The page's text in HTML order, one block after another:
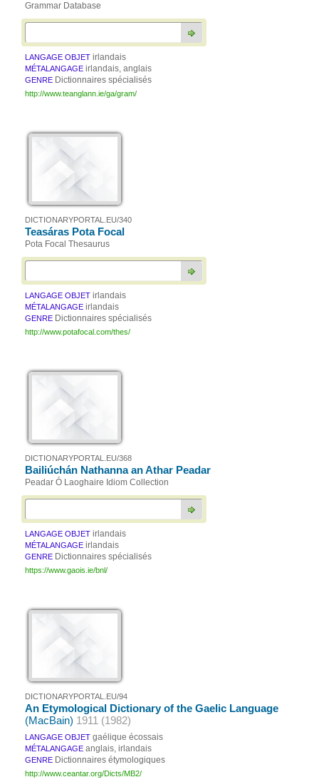
Grammar Database
LANGAGE OBJET irlandais
MÉTALANGAGE irlandais, anglais
GENRE Dictionnaires spécialisés
http://www.teanglann.ie/ga/gram/
DICTIONARYPORTAL.EU/340
Teasáras Pota Focal
Pota Focal Thesaurus
LANGAGE OBJET irlandais
MÉTALANGAGE irlandais
GENRE Dictionnaires spécialisés
http://www.potafocal.com/thes/
DICTIONARYPORTAL.EU/368
Bailiúchán Nathanna an Athar Peadar
Peadar Ó Laoghaire Idiom Collection
LANGAGE OBJET irlandais
MÉTALANGAGE irlandais
GENRE Dictionnaires spécialisés
https://www.gaois.ie/bnl/
DICTIONARYPORTAL.EU/94
An Etymological Dictionary of the Gaelic Language
(MacBain) 1911 (1982)
LANGAGE OBJET gaélique écossais
MÉTALANGAGE anglais, irlandais
GENRE Dictionnaires étymologiques
http://www.ceantar.org/Dicts/MB2/